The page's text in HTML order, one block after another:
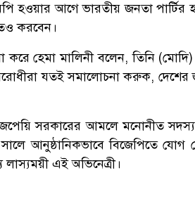
হওয়ার আগে ভারতীয় জনতা
করবেন।
করে হেমা মালিনী বলেন, তিনি
যতই সমালোচনা করুক, দেশের
সরকারের আমলে মনোনীত সদস্য
আনুষ্ঠানিকভাবে বিজেপিতে যোগ
এই অভিনেত্রী।